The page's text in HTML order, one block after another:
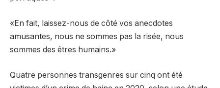
«En fait, laissez-nous de côté vos anecdotes
amusantes, nous ne sommes pas la risée, nous
sommes des êtres humains.»
Quatre personnes transgenres sur cinq ont été